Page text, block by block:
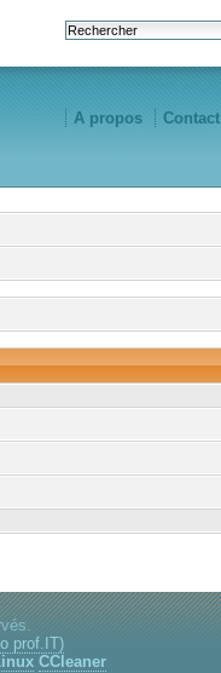
A propos Contact
prof.IT)
CCleaner